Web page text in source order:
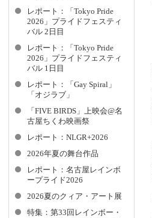
レポート：「Tokyo Pride
2026」プライドフェスティ
バル 2日目
レポート：「Tokyo Pride
2026」プライドフェスティ
バル 1日目
レポート：「Gay Spiral」
「オジラブ」
「FIVE BIRDS」上映会@名
古屋ちくわ映画祭
レポート：NLGR+2026
2026年夏の舞台作品
レポート：名古屋レインボ
ープライド2026
2026夏のクィア・アート展
特集：第33回レインボー・